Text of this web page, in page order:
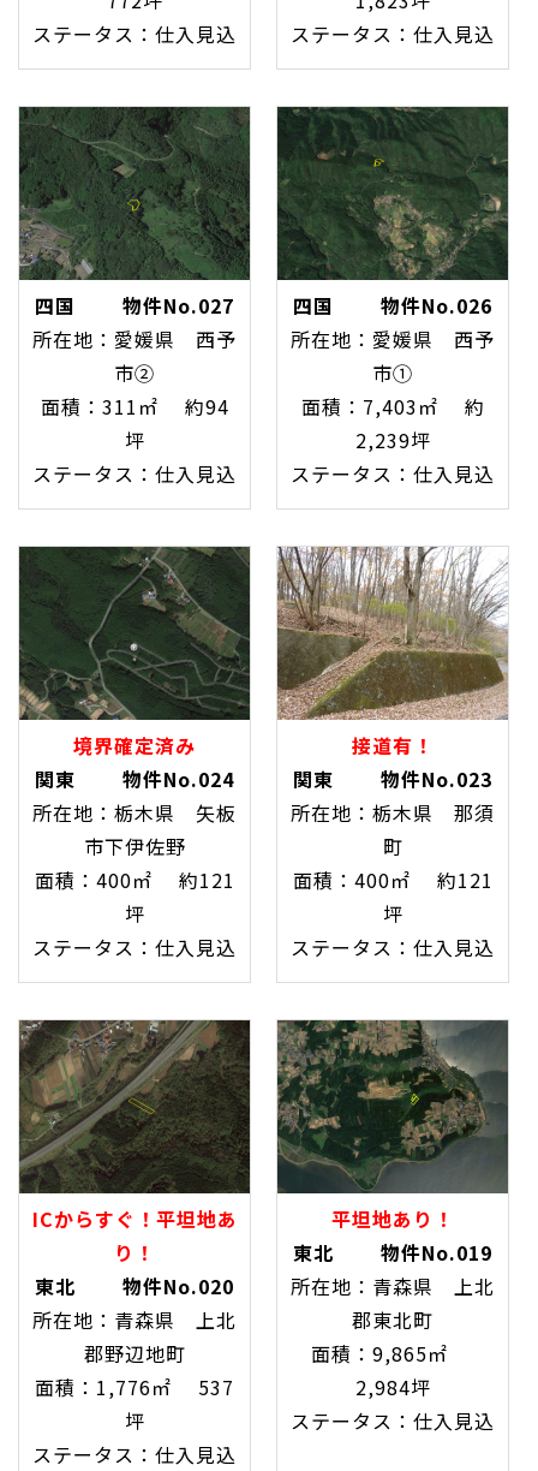
ステータス：仕入見込
ステータス：仕入見込
四国 物件No.027
所在地：愛媛県 西予
市②
面積：311㎡ 約94
坪
ステータス：仕入見込
四国 物件No.026
所在地：愛媛県 西予
市①
面積：7,403㎡ 約
2,239坪
ステータス：仕入見込
境界確定済み
関東 物件No.024
所在地：栃木県 矢板
市下伊佐野
面積：400㎡ 約121
坪
ステータス：仕入見込
接道有！
関東 物件No.023
所在地：栃木県 那須
町
面積：400㎡ 約121
坪
ステータス：仕入見込
ICからすぐ！平坦地あ
り！
東北 物件No.020
所在地：青森県 上北
郡野辺地町
面積：1,776㎡ 537
坪
ステータス：仕入見込
平坦地あり！
東北 物件No.019
所在地：青森県 上北
郡東北町
面積：9,865㎡
2,984坪
ステータス：仕入見込